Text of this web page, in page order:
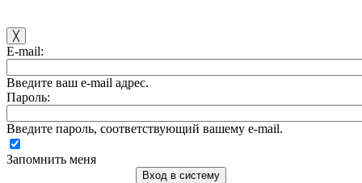
╳
E-mail:
Введите ваш e-mail адрес.
Пароль:
Введите пароль, соответствующий вашему e-mail.
Запомнить меня
Вход в систему